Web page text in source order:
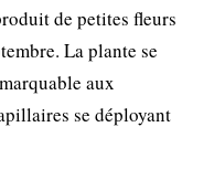
de petites fleurs
La plante se
aux
se déployant